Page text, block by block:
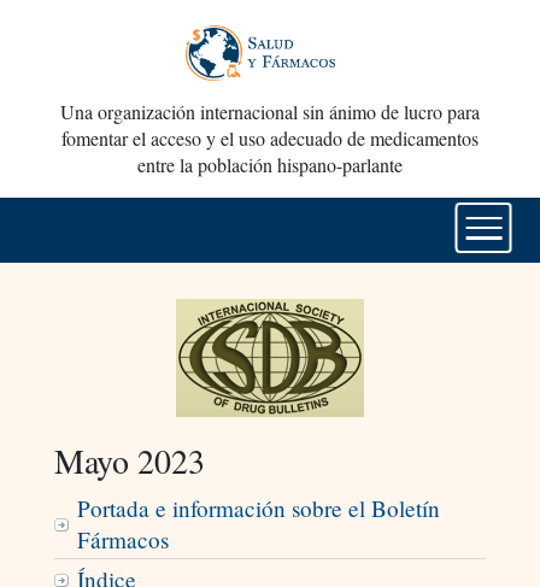
Una organización internacional sin ánimo de lucro para
fomentar el acceso y el uso adecuado de medicamentos
entre la población hispano-parlante
Mayo 2023
Portada e información sobre el Boletín
Fármacos
Índice